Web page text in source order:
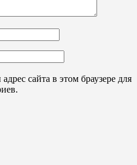
сайта в этом браузере для